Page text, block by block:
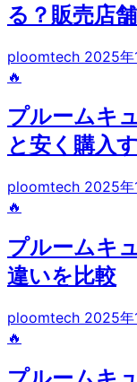
る？販売店
ploomtech 2025年
🔥
プルームキ
と安く購入
ploomtech 2025年
🔥
プルームキ
違いを比較
ploomtech 2025年
🔥